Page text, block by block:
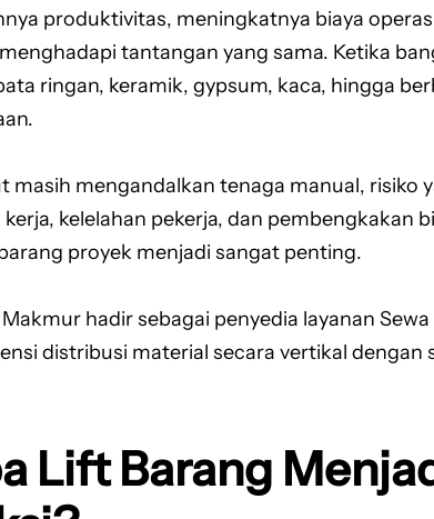
produktivitas, meningkatnya biaya
tantangan yang sama. Ketika
ringan, keramik, gypsum, kaca, hingga
masih mengandalkan tenaga manual,
kelelahan pekerja, dan pembengkakan
proyek menjadi sangat penting.
hadir sebagai penyedia layanan
distribusi material secara vertikal dengan
Lift Barang